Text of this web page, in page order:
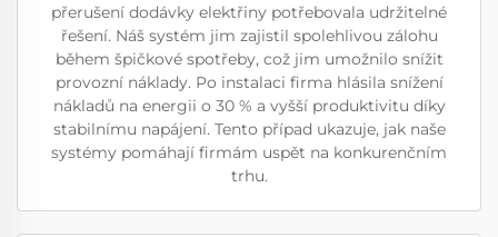
přerušení dodávky elektřiny potřebovala udržitelné
řešení. Náš systém jim zajistil spolehlivou zálohu
během špičkové spotřeby, což jim umožnilo snížit
provozní náklady. Po instalaci firma hlásila snížení
nákladů na energii o 30 % a vyšší produktivitu díky
stabilnímu napájení. Tento případ ukazuje, jak naše
systémy pomáhají firmám uspět na konkurenčním
trhu.